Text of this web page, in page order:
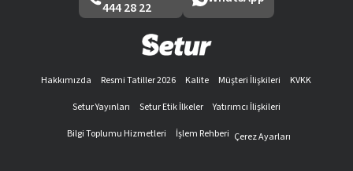
444 28 22
Hakkımızda Resmi Tatiller 2026 Kalite Müşteri İlişkileri
KVKK
Setur Yayınları
Setur Etik İlkeler
Yatırımcı İlişkileri
Bilgi Toplumu Hizmetleri
İşlem Rehberi Çerez Ayarları